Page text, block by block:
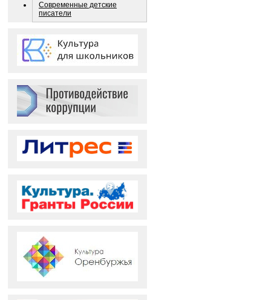
Современные детские
писатели